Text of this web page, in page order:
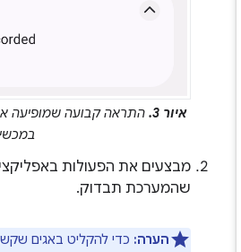
איור 3.
התראה קבועה שמופיעה
מבצעים את הפעולות
שהמערכת תבדוק.
הערה:כדי להקליט באגים